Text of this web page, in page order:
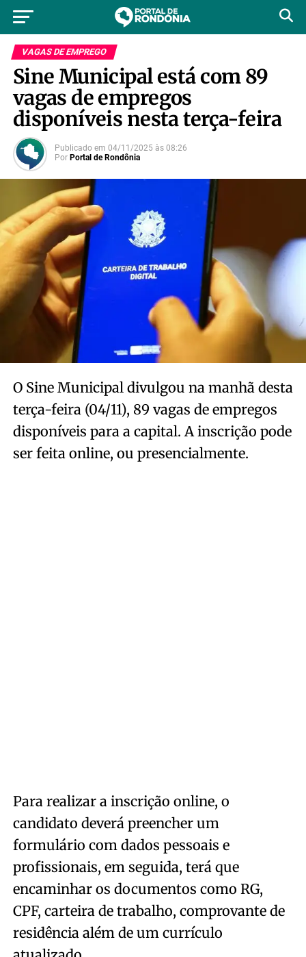
VAGAS DE EMPREGO
Sine Municipal está com 89
vagas de empregos
disponíveis nesta terça-feira
Publicado em 04/11/2025 às 08:26
Por Portal de Rondônia
O Sine Municipal divulgou na manhã desta
terça-feira (04/11), 89 vagas de empregos
disponíveis para a capital. A inscrição pode
ser feita online, ou presencialmente.
Para realizar a inscrição online, o
candidato deverá preencher um
formulário com dados pessoais e
profissionais, em seguida, terá que
encaminhar os documentos como RG,
CPF, carteira de trabalho, comprovante de
residência além de um currículo